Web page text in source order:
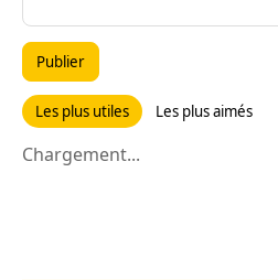
Publier
Les plus utiles Les plus aimés
Chargement...